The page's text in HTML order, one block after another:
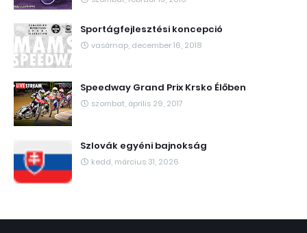
Sportágfejlesztési koncepció
vasárnap, december 16, 2018
Speedway Grand Prix Krsko Élőben
szombat, április 29, 2017
Szlovák egyéni bajnokság
kedd, március 31, 2026